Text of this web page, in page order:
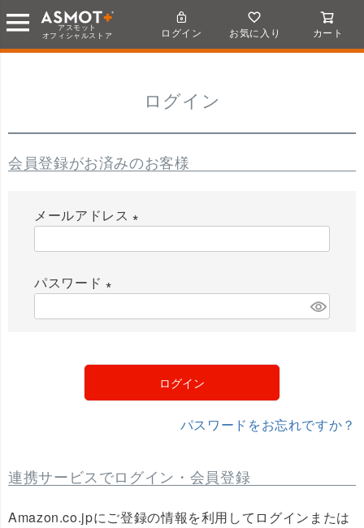
アスモット
オフィシャルストア ログイン お気に入り カート
ログイン
会員登録がお済みのお客様
メールアドレス
パスワード
ログイン
パスワードをお忘れですか？
連携サービスでログイン・会員登録
Amazon.co.jpにご登録の情報を利用してログインまたは